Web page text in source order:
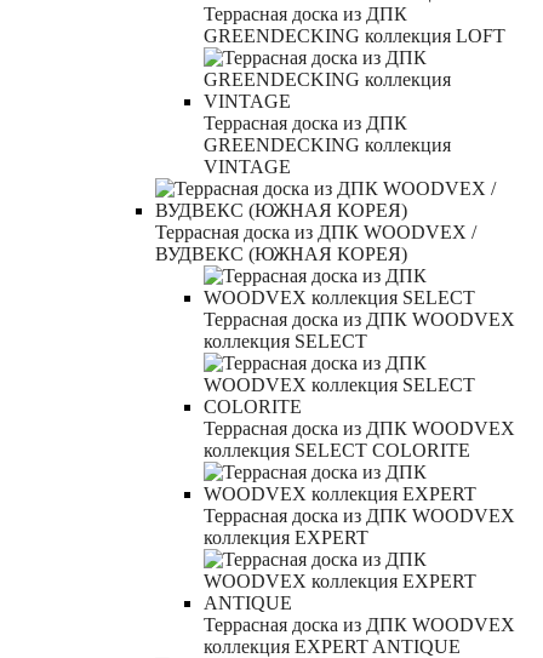
Террасная доска из ДПК
GREENDECKING коллекция LOFT
Террасная доска из ДПК
GREENDECKING коллекция
VINTAGE
Террасная доска из ДПК WOODVEX /
ВУДВЕКС (ЮЖНАЯ КОРЕЯ)
Террасная доска из ДПК WOODVEX
коллекция SELECT
Террасная доска из ДПК WOODVEX
коллекция SELECT COLORITE
Террасная доска из ДПК WOODVEX
коллекция EXPERT
Террасная доска из ДПК WOODVEX
коллекция EXPERT ANTIQUE